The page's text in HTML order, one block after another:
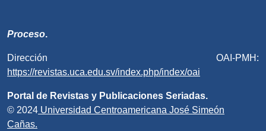
Proceso.
Dirección OAI-PMH:
https://revistas.uca.edu.sv/index.php/index/oai
Portal de Revistas y Publicaciones Seriadas.
© 2024 Universidad Centroamericana José Simeón
Cañas.